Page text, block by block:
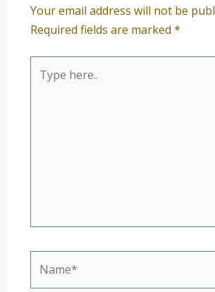
Your email address will not be
Required fields are marked *
here..